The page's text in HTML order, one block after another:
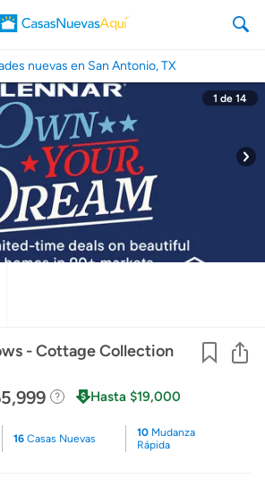
CasasNuevasAqui
nuevas en San Antonio, TX
1 de 14
- Cottage Collection
Hasta $19,000
16Casas Nuevas 10 Mudanza
Rápida